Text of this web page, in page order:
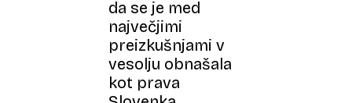
da se je med
največjimi
preizkušnjami v
vesolju obnašala
kot prava